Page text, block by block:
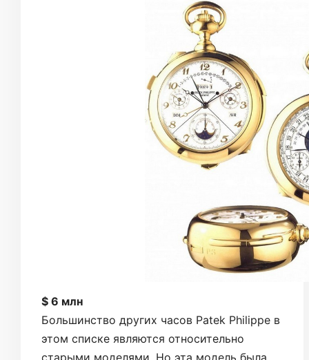
$ 6 млн
Большинство других часов Patek Philippe в
этом списке являются относительно